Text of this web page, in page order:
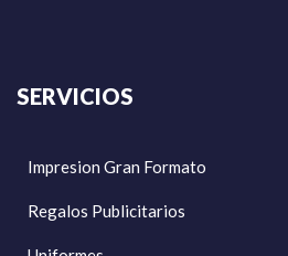
SERVICIOS
Impresion Gran Formato
Regalos Publicitarios